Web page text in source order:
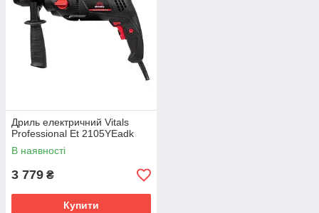
Дриль електричний Vitals
Professional Et 2105YEadk
В наявності
3 779 ₴
Купити